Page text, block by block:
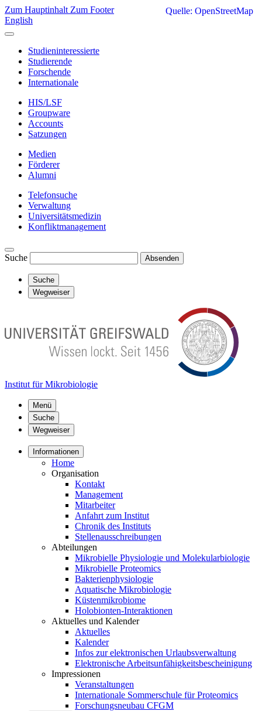
Zum Hauptinhalt Zum Footer
English
Studieninteressierte
Studierende
Forschende
Internationale
HIS/LSF
Groupware
Accounts
Satzungen
Medien
Förderer
Alumni
Telefonsuche
Verwaltung
Universitätsmedizin
Konfliktmanagement
Suche Absenden
Suche
Wegweiser
Institut für Mikrobiologie
Menü
Suche
Wegweiser
Informationen
Home
Organisation
Kontakt
Management
Mitarbeiter
Anfahrt zum Institut
Chronik des Instituts
Stellenausschreibungen
Abteilungen
Mikrobielle Physiologie und Molekularbiologie
Mikrobielle Proteomics
Bakterienphysiologie
Aquatische Mikrobiologie
Küstenmikrobiome
Holobionten-Interaktionen
Aktuelles und Kalender
Aktuelles
Kalender
Infos zur elektronischen Urlaubsverwaltung
Elektronische Arbeitsunfähigkeitsbescheinigung
Impressionen
Veranstaltungen
Internationale Sommerschule für Proteomics
Forschungsneubau CFGM
Quelle: OpenStreetMap